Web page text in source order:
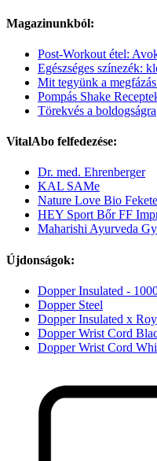
Magazinunkból:
Post-Workout étel:
Egészséges színezék:
Mit tegyünk a
Pompás Shake
Törekvés a boldogságra
VitalAbo felfedezése:
Dr. med. Ehrenberger
KAL SAMe
Nature Love Bio
HEY Sport Bőr FF
Maharishi Ayurveda
Újdonságok:
Dopper Insulated -
Dopper Steel
Dopper Insulated x
Dopper Wrist Cord
Dopper Wrist Cord